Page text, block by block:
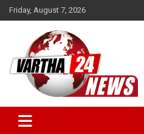
Skip
to
Friday, August 7, 2026
Vartha 24